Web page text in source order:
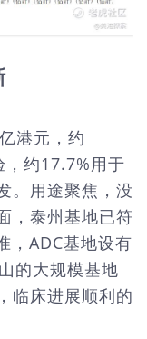
港元，约
约17.7%用于
。用途聚焦，没
，泰州基地已符
，ADC基地设有
的大规模基地
临床进展顺利的